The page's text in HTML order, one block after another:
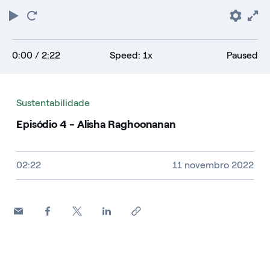
Play
0:00 / 2:22 Speed: 1x Paused
Sustentabilidade
Episódio 4 - Alisha Raghoonanan
Video size, duration and file type
02:22 11 novembro 2022